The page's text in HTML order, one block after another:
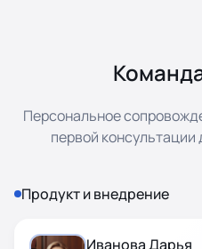
Персональное
первой
Продукт и внедрение
Иванова Дарья